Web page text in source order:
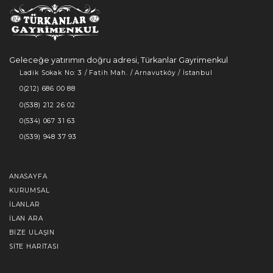
Geleceğe yatırımın doğru adresi, Türkanlar Gayrimenkul
Ladik Sokak No: 3 / Fatih Mah. / Arnavutköy / İstanbul
0(212) 686 00 88
0(538) 212 26 02
0(534) 067 31 63
0(539) 948 37 93
ANASAYFA
KURUMSAL
İLANLAR
İLAN ARA
BIZE ULAŞIN
SITE HARITASI